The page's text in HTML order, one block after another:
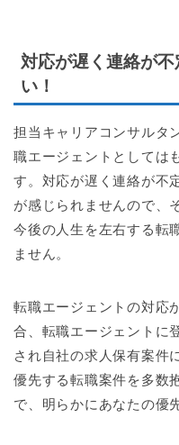
対応が遅く連絡が
い！
担当キャリアコンサルタ
職エージェントとしては
す。対応が遅く連絡が不
が感じられませんので、
今後の人生を左右する転
ません。
転職エージェントの対応
合、転職エージェントに
され自社の求人保有案件
優先する転職案件を多数
で、明らかにあなたの優